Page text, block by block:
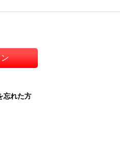
忘れた方